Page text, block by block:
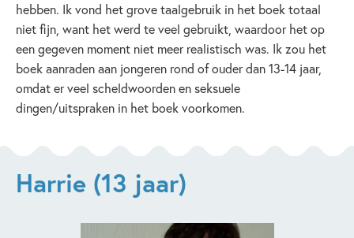
hebben. Ik vond het grove taalgebruik in het boek totaal
niet fijn, want het werd te veel gebruikt, waardoor het op
een gegeven moment niet meer realistisch was. Ik zou het
boek aanraden aan jongeren rond of ouder dan 13-14 jaar,
omdat er veel scheldwoorden en seksuele
dingen/uitspraken in het boek voorkomen.
Harrie (13 jaar)